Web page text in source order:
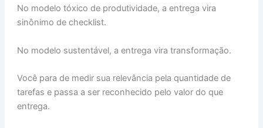
No modelo tóxico de produtividade, a entrega vira
sinônimo de checklist.
No modelo sustentável, a entrega vira transformação.
Você para de medir sua relevância pela quantidade de
tarefas e passa a ser reconhecido pelo valor do que
entrega.